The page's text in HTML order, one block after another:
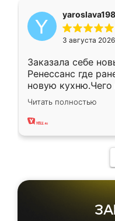
3 августа 2026
Заказала себе
Ренессанс где
новую кухню.Чего
вполне довольна.
два года,
Читать полностью